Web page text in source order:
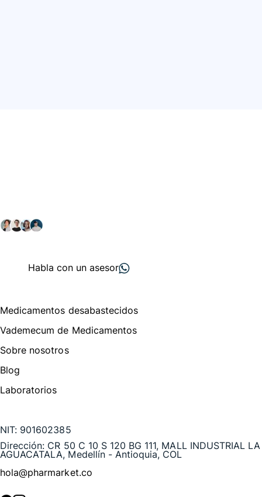
Habla con un asesor
Medicamentos desabastecidos
Vademecum de Medicamentos
Sobre nosotros
Blog
Laboratorios
NIT: 901602385
Dirección: CR 50 C 10 S 120 BG 111, MALL INDUSTRIAL LA
AGUACATALA, Medellín - Antioquia, COL
hola@pharmarket.co